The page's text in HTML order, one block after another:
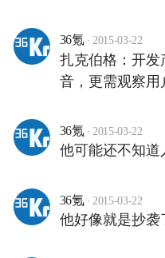
36氪 · 2015-03-22
扎克伯格：开
音，更需观察用
36氪 · 2015-03-22
他可能还不知道
36氪 · 2015-03-22
他好像就是抄